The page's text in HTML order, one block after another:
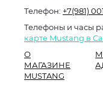
Телефон: +7(981)
Телефоны и часы
карте Mustang в
О
МАГАЗИНЕ
MUSTANG